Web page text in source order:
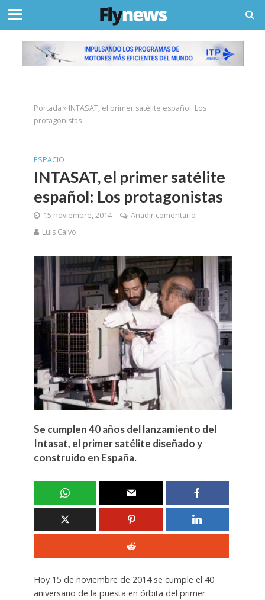
Portada » INTASAT, el primer satélite español: Los
protagonistas
ESPACIO
INTASAT, el primer satélite
español: Los protagonistas
15 noviembre, 2014
Añadir comentario
Luis Calvo
Se cumplen 40 años del lanzamiento del
Intasat, el primer satélite diseñado y
construido en España.
Hoy 15 de noviembre de 2014 se cumple el 40
aniversario de la puesta en órbita del primer